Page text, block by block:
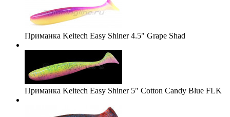
Приманка Keitech Easy Shiner 4.5" Grape Shad
Приманка Keitech Easy Shiner 5" Cotton Candy Blue FLK